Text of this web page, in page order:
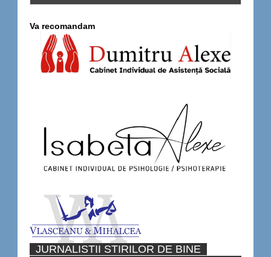
Va recomandam
JURNALISTII STIRILOR DE BINE